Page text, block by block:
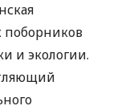
поборников
и экологии.